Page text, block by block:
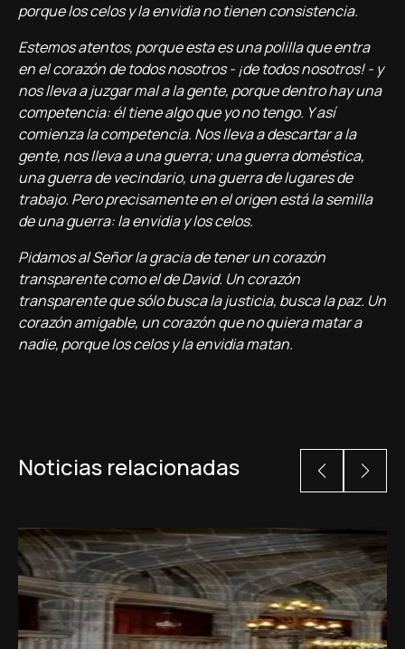
porque los celos y la envidia no tienen consistencia.
Estemos atentos, porque esta es una polilla que entra
en el corazón de todos nosotros - ¡de todos nosotros! - y
nos lleva a juzgar mal a la gente, porque dentro hay una
competencia: él tiene algo que yo no tengo. Y así
comienza la competencia. Nos lleva a descartar a la
gente, nos lleva a una guerra; una guerra doméstica,
una guerra de vecindario, una guerra de lugares de
trabajo. Pero precisamente en el origen está la semilla
de una guerra: la envidia y los celos.
Pidamos al Señor la gracia de tener un corazón
transparente como el de David. Un corazón
transparente que sólo busca la justicia, busca la paz. Un
corazón amigable, un corazón que no quiera matar a
nadie, porque los celos y la envidia matan.
Noticias relacionadas